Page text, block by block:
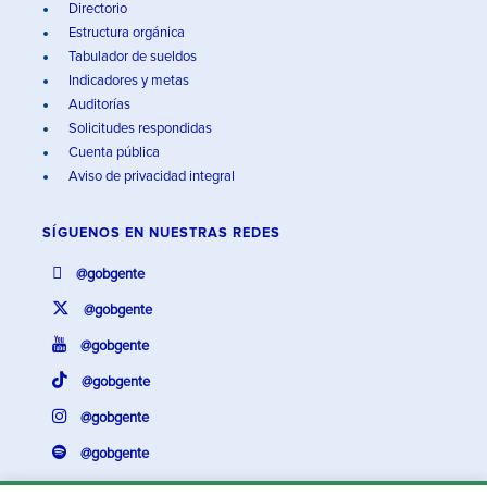
Directorio
Estructura orgánica
Tabulador de sueldos
Indicadores y metas
Auditorías
Solicitudes respondidas
Cuenta pública
Aviso de privacidad integral
SÍGUENOS EN NUESTRAS REDES
@gobgente
@gobgente
@gobgente
@gobgente
@gobgente
@gobgente